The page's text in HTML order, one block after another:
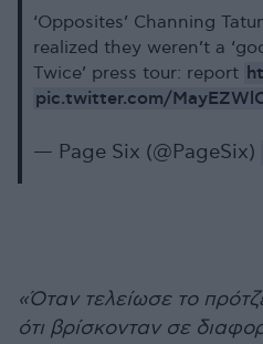
‘Opposites’ Channing
realized they weren’t a
Twice’ press tour: report
pic.twitter.com/
— Page Six (@PageSix)
«Όταν τελείωσε το
ότι βρίσκονταν σε